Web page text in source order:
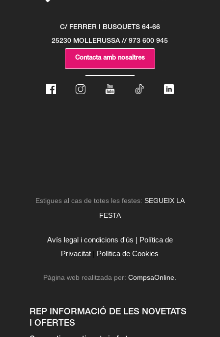
C/ FERRER I BUSQUETS 64-66
25230 MOLLERUSSA // 973 600 945
Contacta amb nosaltres
Estigues al cas de totes les festes: SEGUEIX LA
FESTA
Avís legal i condicions d'ús | Política de
Privacitat | Política de Cookies
Pàgina web realitzada per:CompsaOnline.
REP INFORMACIÓ DE LES NOVETATS
I OFERTES